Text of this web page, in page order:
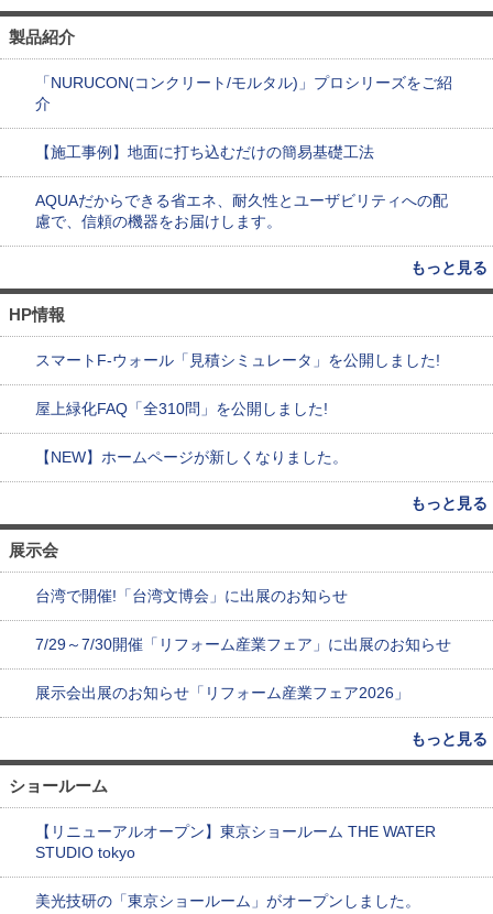
製品紹介
「NURUCON(コンクリート/モルタル)」プロシリーズをご紹
介
【施工事例】地面に打ち込むだけの簡易基礎工法
AQUAだからできる省エネ、耐久性とユーザビリティへの配
慮で、信頼の機器をお届けします。
もっと見る
HP情報
スマートF-ウォール「見積シミュレータ」を公開しました!
屋上緑化FAQ「全310問」を公開しました!
【NEW】ホームページが新しくなりました。
もっと見る
展示会
台湾で開催!「台湾文博会」に出展のお知らせ
7/29～7/30開催「リフォーム産業フェア」に出展のお知らせ
展示会出展のお知らせ「リフォーム産業フェア2026」
もっと見る
ショールーム
【リニューアルオープン】東京ショールーム THE WATER
STUDIO tokyo
美光技研の「東京ショールーム」がオープンしました。